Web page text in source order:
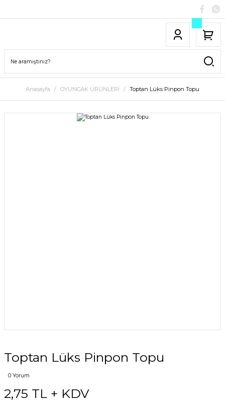
Anasayfa OYUNCAK ÜRÜNLERİ Toptan Lüks Pinpon Topu
Toptan Lüks Pinpon Topu
0 Yorum
2,75 TL + KDV